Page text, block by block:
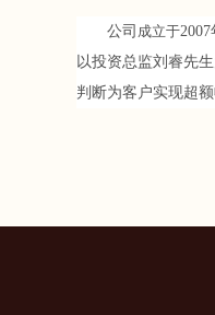
公司 成立于
以投资总监刘睿先
判断为客户实现超